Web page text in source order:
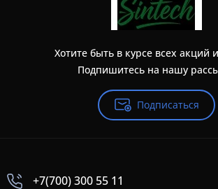
Хотите быть в курсе всех акций
Подпишитесь на нашу
Подписаться
+7(700) 300 55 11